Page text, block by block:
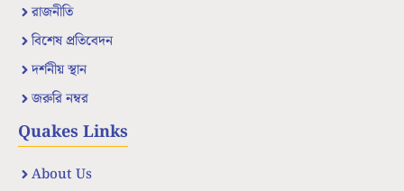
রাজনীতি
বিশেষ প্রতিবেদন
দর্শনীয় স্থান
জরুরি নম্বর
Quakes Links
About Us